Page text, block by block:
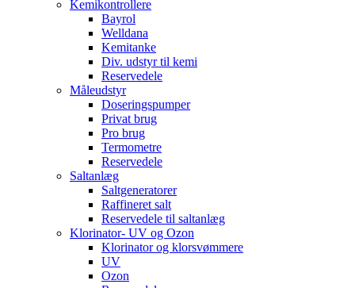
Kemikontrollere
Bayrol
Welldana
Kemitanke
Div. udstyr til kemi
Reservedele
Måleudstyr
Doseringspumper
Privat brug
Pro brug
Termometre
Reservedele
Saltanlæg
Saltgeneratorer
Raffineret salt
Reservedele til saltanlæg
Klorinator- UV og Ozon
Klorinator og klorsvømmere
UV
Ozon